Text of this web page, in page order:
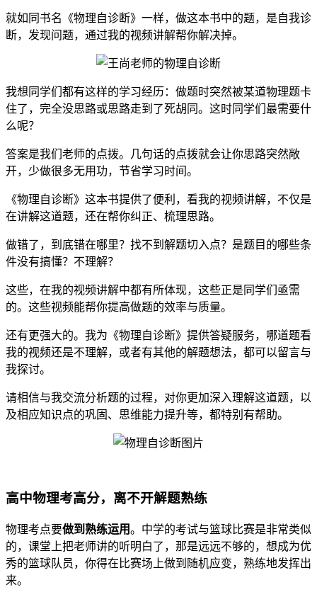
就如同书名《物理自诊断》一样，做这本书中的题，是自我诊
断，发现问题，通过我的视频讲解帮你解决掉。
我想同学们都有这样的学习经历：做题时突然被某道物理题卡
住了，完全没思路或思路走到了死胡同。这时同学们最需要什
么呢？
答案是我们老师的点拨。几句话的点拨就会让你思路突然敞
开，少做很多无用功，节省学习时间。
《物理自诊断》这本书提供了便利，看我的视频讲解，不仅是
在讲解这道题，还在帮你纠正、梳理思路。
做错了，到底错在哪里？找不到解题切入点？是题目的哪些条
件没有搞懂？不理解？
这些，在我的视频讲解中都有所体现，这些正是同学们亟需
的。这些视频能帮你提高做题的效率与质量。
还有更强大的。我为《物理自诊断》提供答疑服务，哪道题看
我的视频还是不理解，或者有其他的解题想法，都可以留言与
我探讨。
请相信与我交流分析题的过程，对你更加深入理解这道题，以
及相应知识点的巩固、思维能力提升等，都特别有帮助。
高中物理考高分，离不开解题熟练
物理考点要做到熟练运用。中学的考试与篮球比赛是非常类似
的，课堂上把老师讲的听明白了，那是远远不够的，想成为优
秀的篮球队员，你得在比赛场上做到随机应变，熟练地发挥出
来。